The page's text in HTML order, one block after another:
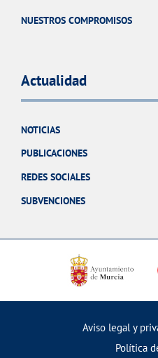
NUESTROS COMPROMISOS
Actualidad
NOTICIAS
PUBLICACIONES
REDES SOCIALES
SUBVENCIONES
Aviso legal y
Política